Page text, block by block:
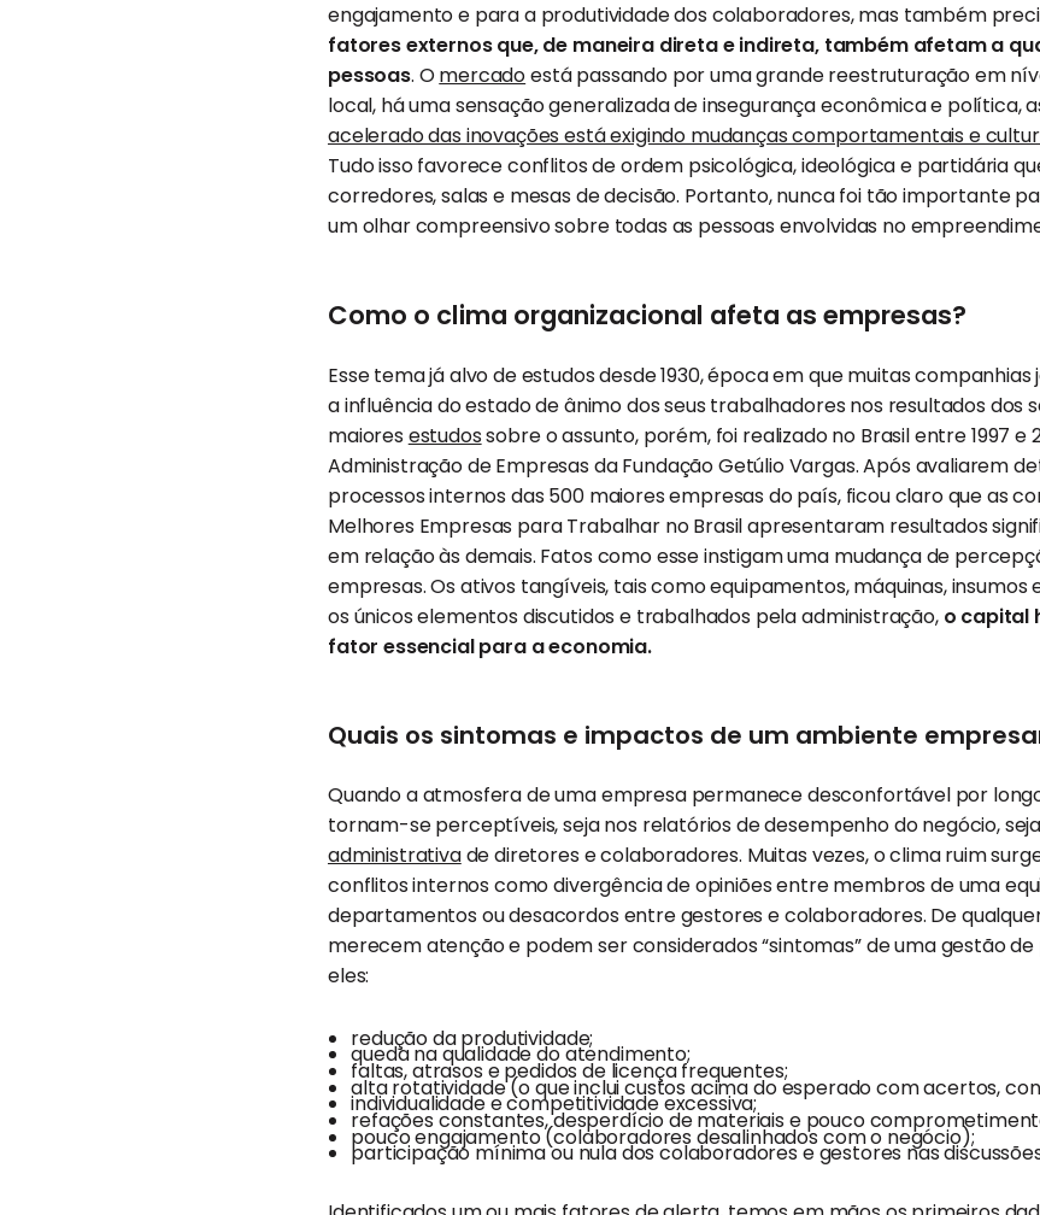
engajamento e para a produtividade dos colaboradores, mas também
fatores externos que, de maneira direta e indireta, também afetam a
pessoas. Omercadoestá passando por uma grande reestruturação em
local, há uma sensação generalizada de insegurança econômica e política,
acelerado das inovações está exigindo mudanças comportamentais e
Tudo isso favorece conflitos de ordem psicológica, ideológica e partidária
corredores, salas e mesas de decisão. Portanto, nunca foi tão importante
um olhar compreensivo sobre todas as pessoas envolvidas no
Como o clima organizacional afeta as empresas?
Esse tema já alvo de estudos desde 1930, época em que muitas
a influência do estado de ânimo dos seus trabalhadores nos resultados dos
maiores estudossobre o assunto, porém, foi realizado no Brasil entre 1997 e
Administração de Empresas da Fundação Getúlio Vargas. Após avaliarem
processos internos das 500 maiores empresas do país, ficou claro que as
Melhores Empresas para Trabalhar no Brasil apresentaram resultados
em relação às demais. Fatos como esse instigam uma mudança de
empresas. Os ativos tangíveis, tais como equipamentos, máquinas,
os únicos elementos discutidos e trabalhados pela administração, o capital
fator essencial para a economia.
Quais os sintomas e impactos de um ambiente
Quando a atmosfera de uma empresa permanece desconfortável por
tornam-se perceptíveis, seja nos relatórios de desempenho do negócio,
administrativade diretores e colaboradores. Muitas vezes, o clima ruim
conflitos internos como divergência de opiniões entre membros de uma
departamentos ou desacordos entre gestores e colaboradores. De
merecem atenção e podem ser considerados “sintomas” de uma gestão de
eles:
redução da produtividade;
queda na qualidade do atendimento;
faltas, atrasos e pedidos de licença frequentes;
alta rotatividade (o que inclui custos acima do esperado com acertos,
individualidade e competitividade excessiva;
refações constantes, desperdício de materiais e pouco
pouco engajamento (colaboradores desalinhados com o negócio);
participação mínima ou nula dos colaboradores e gestores nas